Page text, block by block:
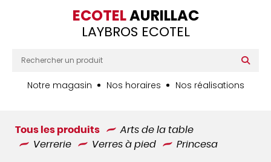
ECOTELAURILLAC
LAYBROS ECOTEL
Notre magasin Nos horaires Nos réalisations
Tous les produits
Arts de la table
Verrerie
Verres à pied Princesa